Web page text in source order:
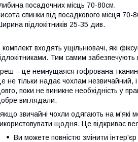
посадочних місць 70-80см.
спинки від посадкового місця 70-
підлокітників 25-35 див.
комплект входять ущільнювачі, які
Тим самим
– це немнущаяся гофрована
не тільки надає чохлам незвичайний,
поки не виникне необхідність у
виглядали.
якщо звичайні чохли одягають на м'які
щодня. Це відкриває
Ви можете повністю змінити